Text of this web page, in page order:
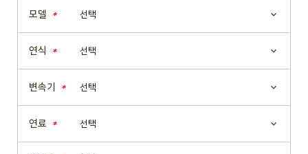
모델 *
연식 *
변속기 *
연료 *